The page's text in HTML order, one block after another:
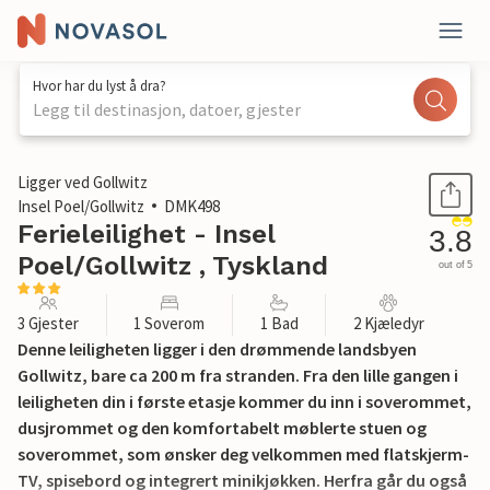
Hvor har du lyst å dra?
Legg til destinasjon, datoer, gjester
1 / 13
Ligger ved Gollwitz
Insel Poel/Gollwitz
DMK498
Ferieleilighet - Insel
Poel/Gollwitz , Tyskland
3.8
out of 5
3 Gjester 1 Soverom 1 Bad 2 Kjæledyr
Denne leiligheten ligger i den drømmende landsbyen
Gollwitz, bare ca 200 m fra stranden. Fra den lille gangen i
leiligheten din i første etasje kommer du inn i soverommet,
dusjrommet og den komfortabelt møblerte stuen og
soverommet, som ønsker deg velkommen med flatskjerm-
TV, spisebord og integrert minikjøkken. Herfra går du også